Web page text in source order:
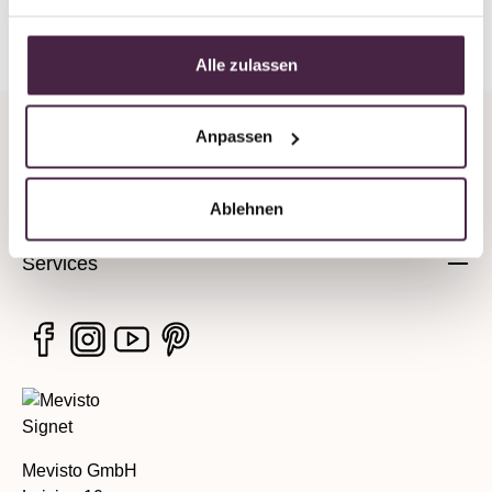
Alle zulassen
Anpassen
Ablehnen
Services
Mevisto GmbH